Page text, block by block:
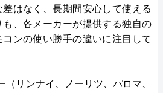
はなく、長期間安心して使える
、各メーカーが提供する独自の
ンの使い勝手の違いに注目して
（リンナイ、ノーリツ、パロマ、